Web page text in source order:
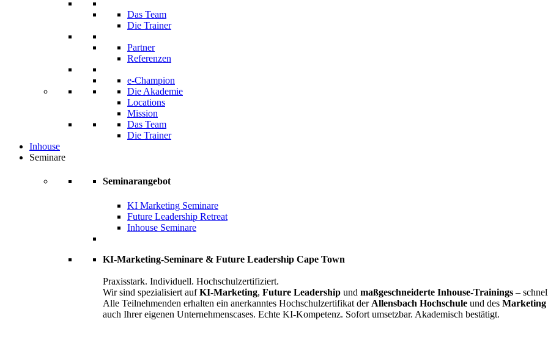
Das Team
Die Trainer
Partner
Referenzen
e-Champion
Die Akademie
Locations
Mission
Das Team
Die Trainer
Inhouse
Seminare
Seminarangebot
KI Marketing Seminare
Future Leadership Retreat
Inhouse Seminare
KI-Marketing-Seminare & Future Leadership Cape Town
Praxisstark. Individuell. Hochschulzertifiziert.
Wir sind spezialisiert aufKI-Marketing, Future Leadership und maßgeschneiderte Inhouse-Trainings –
Alle Teilnehmenden erhalten ein anerkanntes Hochschulzertifikat der Allensbach Hochschule und des Marketing
auch Ihrer eigenen Unternehmenscases. Echte KI-Kompetenz. Sofort umsetzbar. Akademisch bestätigt.